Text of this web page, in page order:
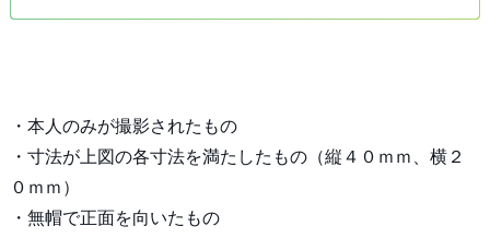
・本人のみが撮影されたもの
・寸法が上図の各寸法を満たしたもの（縦４０ｍｍ、横２
０ｍｍ）
・無帽で正面を向いたもの